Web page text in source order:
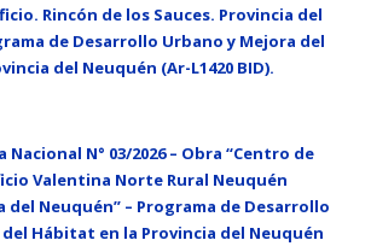
Rincón de los Sauces. Provincia del
de Desarrollo Urbano y Mejora del
del Neuquén (Ar-L1420 BID).
N° 03/2026 – Obra “Centro de
Valentina Norte Rural Neuquén
del Neuquén” – Programa de Desarrollo
Hábitat en la Provincia del Neuquén